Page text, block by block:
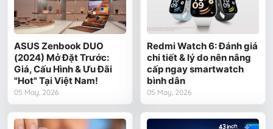
ASUS Zenbook DUO
(2024) Mở Đặt Trước:
Giá, Cấu Hình & Ưu Đãi
"Hot" Tại Việt Nam!
05 May, 2026
Redmi Watch 6: Đánh giá
chi tiết & lý do nên nâng
cấp ngay smartwatch
bình dân
05 May, 2026